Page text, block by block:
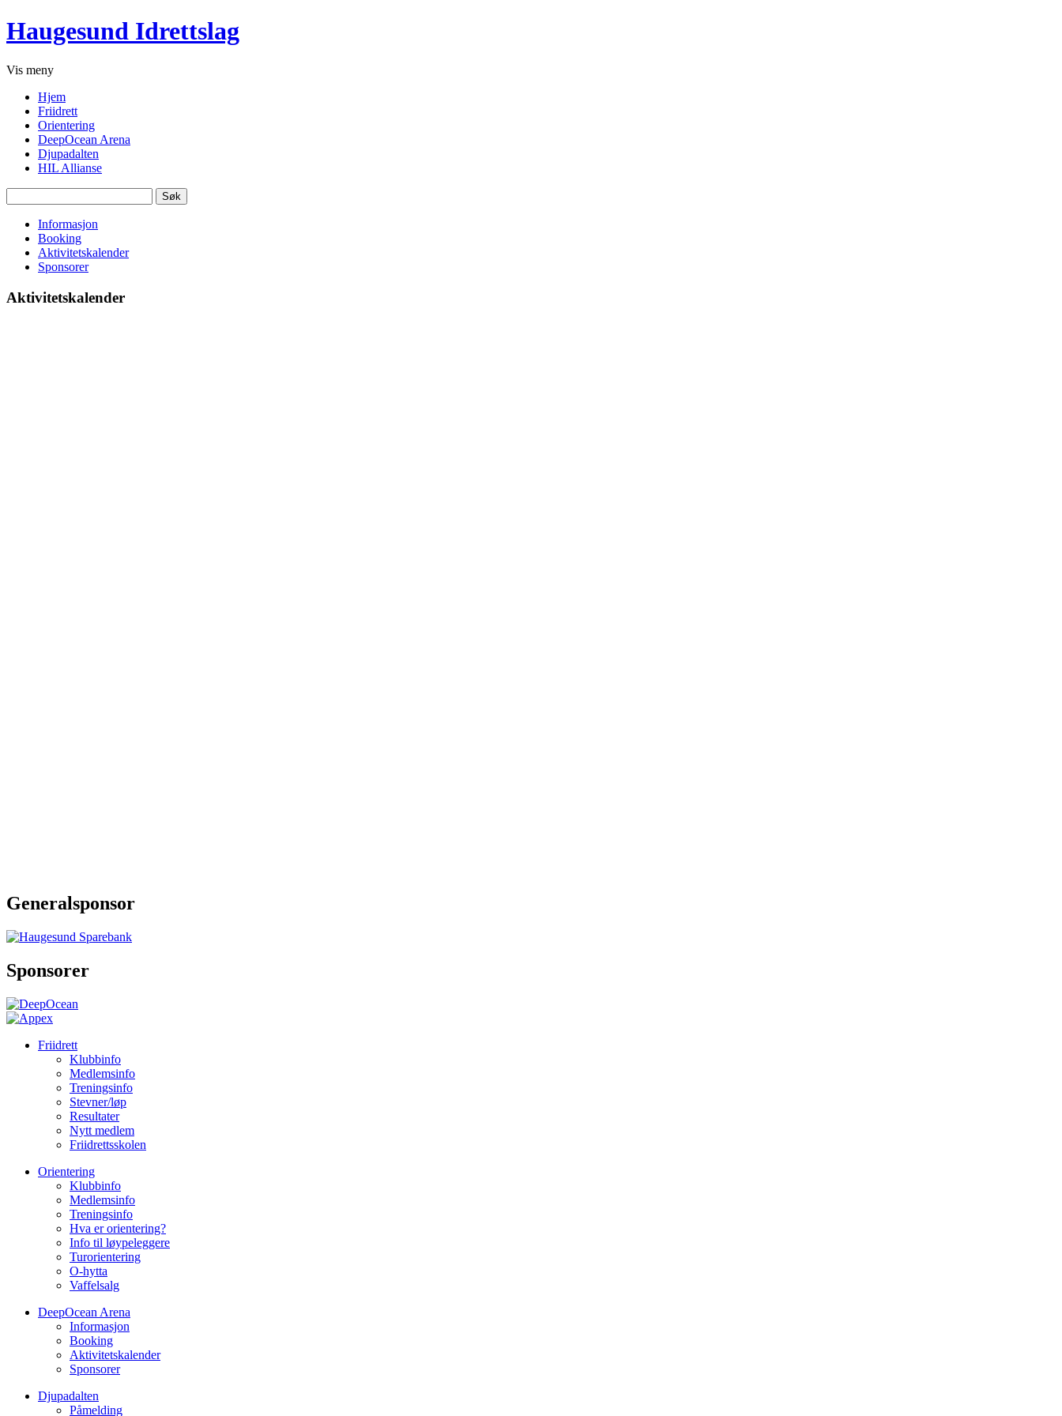
Haugesund Idrettslag
Vis meny
Hjem
Friidrett
Orientering
DeepOcean Arena
Djupadalten
HIL Allianse
etter:
Informasjon
Booking
Aktivitetskalender
Sponsorer
Aktivitetskalender
Generalsponsor
Sponsorer
Friidrett
Klubbinfo
Medlemsinfo
Treningsinfo
Stevner/løp
Resultater
Nytt medlem
Friidrettsskolen
Orientering
Klubbinfo
Medlemsinfo
Treningsinfo
Hva er orientering?
Info til løypeleggere
Turorientering
O-hytta
Vaffelsalg
DeepOcean Arena
Informasjon
Booking
Aktivitetskalender
Sponsorer
Djupadalten
Påmelding